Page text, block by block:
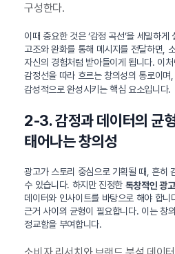
구성한다.
이때 중요한 것은 ‘감정 곡선’을 세밀하게
고조와 완화를 통해 메시지를 전달하면,
자신의 경험처럼 받아들이게 됩니다. 이
감정선을 따라 흐르는 창의성의 통로이
감성적으로 완성시키는 핵심 요소입니다.
2-3. 감정과 데이터의 균
태어나는 창의성
광고가 스토리 중심으로 기획될 때, 흔히
수 있습니다. 하지만 진정한 독창적인 광
데이터와 인사이트를 바탕으로 해야 합
근거 사이의 균형이 필요합니다. 이는 창
정교함을 부여합니다.